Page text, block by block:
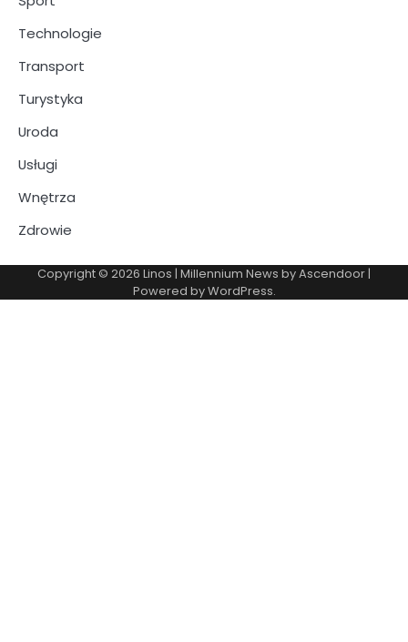
Technologie
Transport
Turystyka
Uroda
Usługi
Wnętrza
Zdrowie
Copyright © 2026 Linos | Millennium News byAscendoor|
Powered byWordPress.